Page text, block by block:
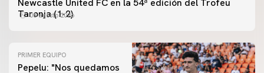
Newcastle United FC en la 54ª edición del Trofeu
Taronja (1-2)
08 agosto 2026
PRIMER EQUIPO
Pepelu: "Nos quedamos